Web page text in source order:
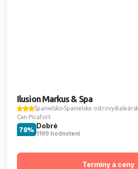
Ilusion Markus & Spa
Španielsko Španielske ostrovy
Can Picafort
Dobré
1199 hodnotení
78%
Termíny a ceny